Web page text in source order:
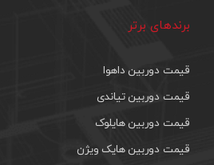
برندهای برتر
قیمت دوربین داهوا
قیمت دوربین تیاندی
قیمت دوربین هایلوک
قیمت دوربین هایک ویژن